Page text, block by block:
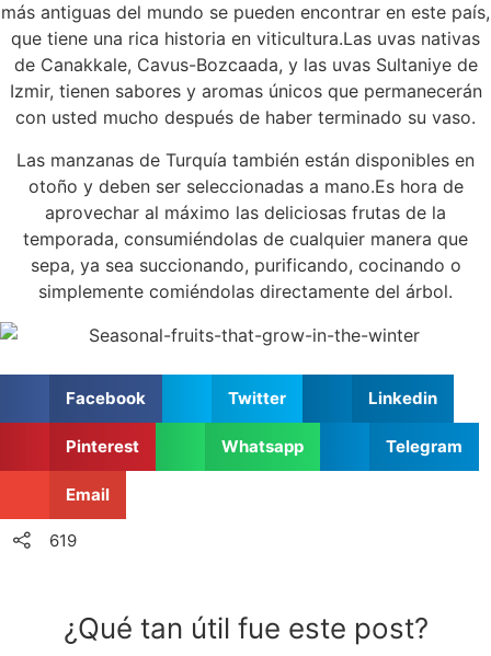
más antiguas del mundo se pueden encontrar en este país,
que tiene una rica historia en viticultura.Las uvas nativas
de Canakkale, Cavus-Bozcaada, y las uvas Sultaniye de
Izmir, tienen sabores y aromas únicos que permanecerán
con usted mucho después de haber terminado su vaso.
Las manzanas de Turquía también están disponibles en
otoño y deben ser seleccionadas a mano.Es hora de
aprovechar al máximo las deliciosas frutas de la
temporada, consumiéndolas de cualquier manera que
sepa, ya sea succionando, purificando, cocinando o
simplemente comiéndolas directamente del árbol.
Facebook Twitter Linkedin
Pinterest Whatsapp Telegram
Email
619
¿Qué tan útil fue este post?